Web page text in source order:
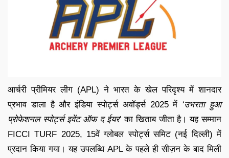
आर्चरी प्रीमियर लीग (APL) ने भारत के खेल परिदृश्य में शानदार
प्रभाव डाला है और इंडिया स्पोर्ट्स अवॉर्ड्स 2025 में ‘उभरता हुआ
प्रोफेशनल स्पोर्ट्स इवेंट ऑफ द ईयर’ का खिताब जीता है। यह सम्मान
FICCI TURF 2025, 15वें ग्लोबल स्पोर्ट्स समिट (नई दिल्ली) में
प्रदान किया गया। यह उपलब्धि APL के पहले ही सीज़न के बाद मिली